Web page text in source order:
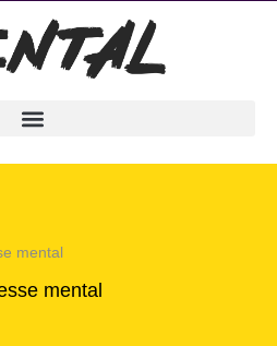
mental
mental